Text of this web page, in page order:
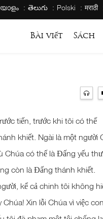
తెలుగు Polski मराठी
Bài viết Sách
tiến, trước khi tôi có thế
khiết. Ngài là một người
Chúa có thế là Đấng yếu
còn là Đấng thánh khiết.
kể cả chinh tôi không
Xin lỗi Chúa vì việc con